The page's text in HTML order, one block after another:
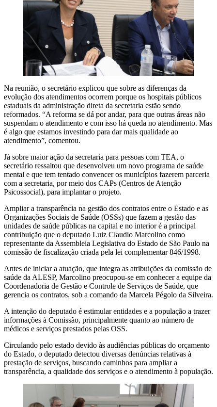
Na reunião, o secretário explicou que sobre as diferenças da
evolução dos atendimentos ocorrem porque os hospitais públicos
estaduais da administração direta da secretaria estão sendo
reformados. “A reforma se dá por andar, para que outras áreas não
suspendam o atendimento e com isso há queda no atendimento. Mas
é algo que estamos investindo para dar mais qualidade ao
atendimento”, comentou.
Já sobre maior ação da secretaria para pessoas com TEA, o
secretário ressaltou que desenvolveu um novo programa de saúde
mental e que tem tentado convencer os municípios fazerem parceria
com a secretaria, por meio dos CAPs (Centros de Atenção
Psicossocial), para implantar o projeto.
Ampliar a transparência na gestão dos contratos entre o Estado e as
Organizações Sociais de Saúde (OSSs) que fazem a gestão das
unidades de saúde públicas na capital e no interior é a principal
contribuição que o deputado Luiz Claudio Marcolino como
representante da Assembleia Legislativa do Estado de São Paulo na
comissão de fiscalização criada pela lei complementar 846/1998.
Antes de iniciar a atuação, que integra as atribuições da comissão de
saúde da ALESP, Marcolino preocupou-se em conhecer a equipe da
Coordenadoria de Gestão e Controle de Serviços de Saúde, que
gerencia os contratos, sob a comando da Marcela Pégolo da Silveira.
A intenção do deputado é estimular entidades e a população a trazer
informações à Comissão, principalmente quanto ao número de
médicos e serviços prestados pelas OSS.
Circulando pelo estado devido às audiências públicas do orçamento
do Estado, o deputado detectou diversas denúncias relativas à
prestação de serviços, buscando caminhos para ampliar a
transparência, a qualidade dos serviços e o atendimento à população.